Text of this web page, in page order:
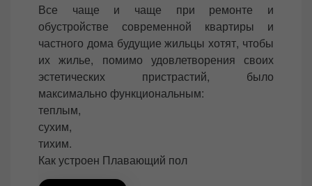
s
t
e
d
o
n
Все чаще и чаще при ремонте и
обустройстве современной квартиры и
частного дома будущие жильцы хотят, чтобы
их жилье, помимо удовлетворения своих
эстетических пристрастий, было
максимально функциональным:
теплым,
сухим,
тихим.
Как устроен Плавающий пол